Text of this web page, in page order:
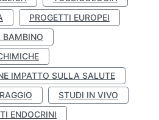
PROGETTI EUROPEI
BAMBINO
IMPATTO SULLA SALUTE
STUDI IN VIVO
ENDOCRINI